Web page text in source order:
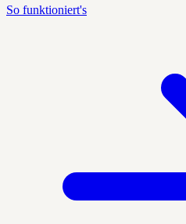
So funktioniert's